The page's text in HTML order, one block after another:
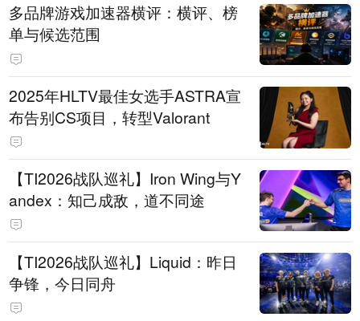
多品牌游戏加速器横评：横评、榜
单与候选范围
2025年HLTV最佳女选手ASTRA宣
布告别CS项目，转型Valorant
【TI2026战队巡礼】Iron Wing与Y
andex：知己成敌，道不同途
【TI2026战队巡礼】Liquid：昨日
争锋，今日同舟